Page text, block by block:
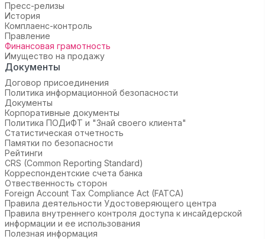
Пресс-релизы
История
Комплаенс-контроль
Правление
Финансовая грамотность
Имущество на продажу
Документы
Договор присоединения
Политика информационной безопасности
Документы
Корпоративные документы
Политика ПОДиФТ и "Знай своего клиента"
Статистическая отчетность
Памятки по безопасности
Рейтинги
CRS (Common Reporting Standard)
Корреспондентские счета банка
Отвественность сторон
Foreign Account Tax Compliance Act (FATCA)
Правила деятельности Удостоверяющего центра
Правила внутреннего контроля доступа к инсайдерской
информации и ее использования
Полезная информация